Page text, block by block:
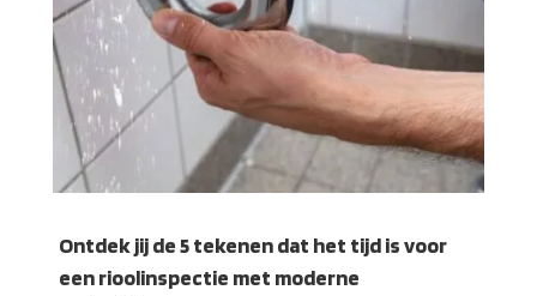
Ontdek jij de 5 tekenen dat het tijd is voor
een rioolinspectie met moderne